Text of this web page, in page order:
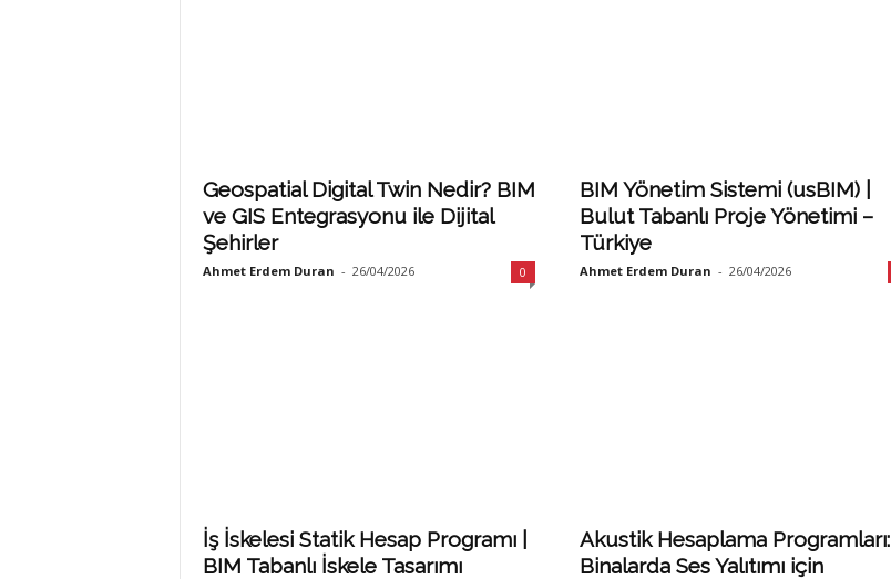
Geospatial Digital Twin Nedir? BIM
ve GIS Entegrasyonu ile Dijital
Şehirler
Ahmet Erdem Duran - 26/04/2026 0
BIM Yönetim Sistemi (usBIM) |
Bulut Tabanlı Proje Yönetimi –
Türkiye
Ahmet Erdem Duran - 26/04/2026
İş İskelesi Statik Hesap Programı |
BIM Tabanlı İskele Tasarımı
Akustik Hesaplama Programları:
Binalarda Ses Yalıtımı için